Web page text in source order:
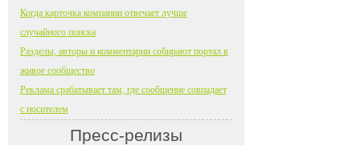
Когда карточка компании отвечает лучше
случайного поиска
Разделы, авторы и комментарии собирают портал в
живое сообщество
Реклама срабатывает там, где сообщение совпадает
с носителем
Пресс-релизы